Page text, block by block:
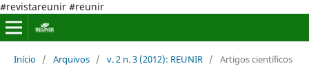
#revistareunir #reunir
Início / Arquivos / v. 2 n. 3 (2012): REUNIR / Artigos científicos